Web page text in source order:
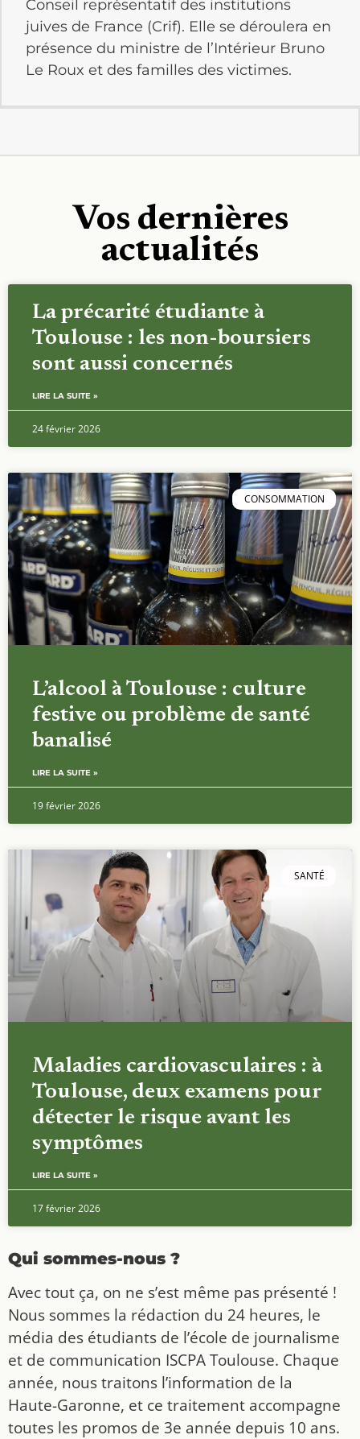
Conseil représentatif des institutions
juives de France (Crif). Elle se déroulera en
présence du ministre de l’Intérieur Bruno
Le Roux et des familles des victimes.
Vos dernières
actualités
La précarité étudiante à
Toulouse : les non-boursiers
sont aussi concernés
LIRE LA SUITE »
24 février 2026
CONSOMMATION
L’alcool à Toulouse : culture
festive ou problème de santé
banalisé
LIRE LA SUITE »
19 février 2026
SANTÉ
Maladies cardiovasculaires : à
Toulouse, deux examens pour
détecter le risque avant les
symptômes
LIRE LA SUITE »
17 février 2026
Qui sommes-nous ?
Avec tout ça, on ne s’est même pas présenté !
Nous sommes la rédaction du 24 heures, le
média des étudiants de l’école de journalisme
et de communication ISCPA Toulouse. Chaque
année, nous traitons l’information de la
Haute-Garonne, et ce traitement accompagne
toutes les promos de 3e année depuis 10 ans.